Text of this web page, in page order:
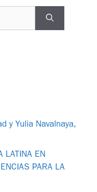
y Yulia Navalnaya,
LATINA EN
PARA LA